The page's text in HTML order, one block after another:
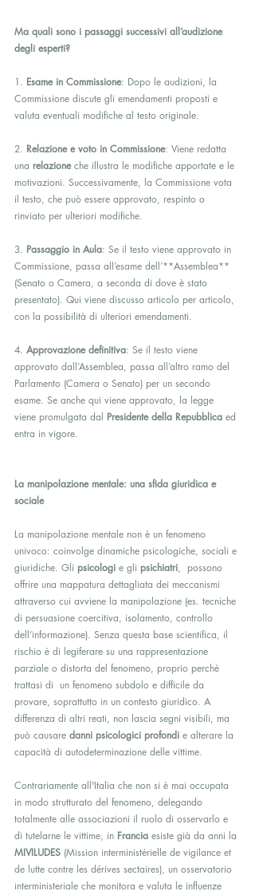
Ma quali sono i passaggi successivi all’audizione
degli esperti?
1. Esame in Commissione: Dopo le audizioni, la
Commissione discute gli emendamenti proposti e
valuta eventuali modifiche al testo originale.
2. Relazione e voto in Commissione: Viene redatta
una relazione che illustra le modifiche apportate e le
motivazioni. Successivamente, la Commissione vota
il testo, che può essere approvato, respinto o
rinviato per ulteriori modifiche.
3. Passaggio in Aula: Se il testo viene approvato in
Commissione, passa all’esame dell’**Assemblea**
(Senato o Camera, a seconda di dove è stato
presentato). Qui viene discusso articolo per articolo,
con la possibilità di ulteriori emendamenti.
4. Approvazione definitiva: Se il testo viene
approvato dall’Assemblea, passa all’altro ramo del
Parlamento (Camera o Senato) per un secondo
esame. Se anche qui viene approvato, la legge
viene promulgata dal Presidente della Repubblica ed
entra in vigore.
La manipolazione mentale: una sfida giuridica e
sociale
La manipolazione mentale non è un fenomeno
univoco: coinvolge dinamiche psicologiche, sociali e
giuridiche. Gli psicologi e gli psichiatri, possono
offrire una mappatura dettagliata dei meccanismi
attraverso cui avviene la manipolazione (es. tecniche
di persuasione coercitiva, isolamento, controllo
dell’informazione). Senza questa base scientifica, il
rischio è di legiferare su una rappresentazione
parziale o distorta del fenomeno, proprio perchè
trattasi di  un fenomeno subdolo e difficile da
provare, soprattutto in un contesto giuridico. A
differenza di altri reati, non lascia segni visibili, ma
può causare danni psicologici profondi e alterare la
capacità di autodeterminazione delle vittime.
Contrariamente all'Italia che non si è mai occupata
in modo strutturato del fenomeno, delegando
totalmente alle associazioni il ruolo di osservarlo e
di tutelarne le vittime, in Francia esiste già da anni la
MIVILUDES (Mission interministérielle de vigilance et
de lutte contre les dérives sectaires), un osservatorio
interministeriale che monitora e valuta le influenze